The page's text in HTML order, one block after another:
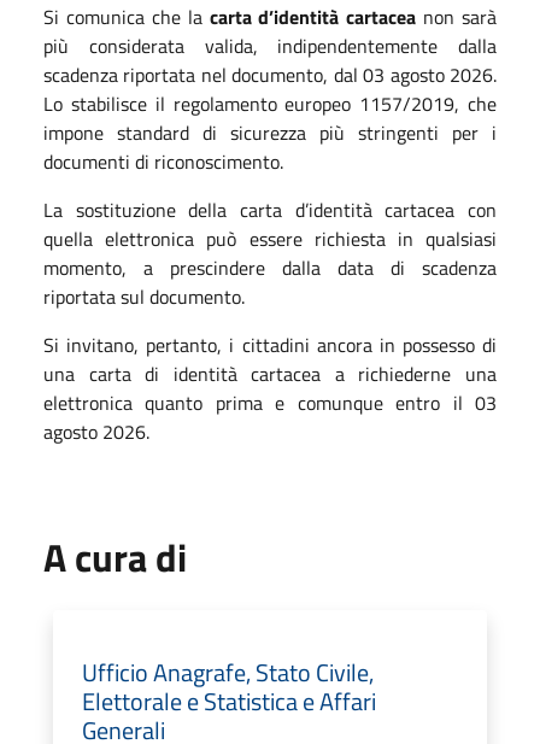
Si comunica che la carta d’identità cartacea non sarà
più considerata valida, indipendentemente dalla
scadenza riportata nel documento, dal 03 agosto 2026.
Lo stabilisce il regolamento europeo 1157/2019, che
impone standard di sicurezza più stringenti per i
documenti di riconoscimento.
La sostituzione della carta d’identità cartacea con
quella elettronica può essere richiesta in qualsiasi
momento, a prescindere dalla data di scadenza
riportata sul documento.
Si invitano, pertanto, i cittadini ancora in possesso di
una carta di identità cartacea a richiederne una
elettronica quanto prima e comunque entro il 03
agosto 2026.
A cura di
Ufficio Anagrafe, Stato Civile,
Elettorale e Statistica e Affari
Generali